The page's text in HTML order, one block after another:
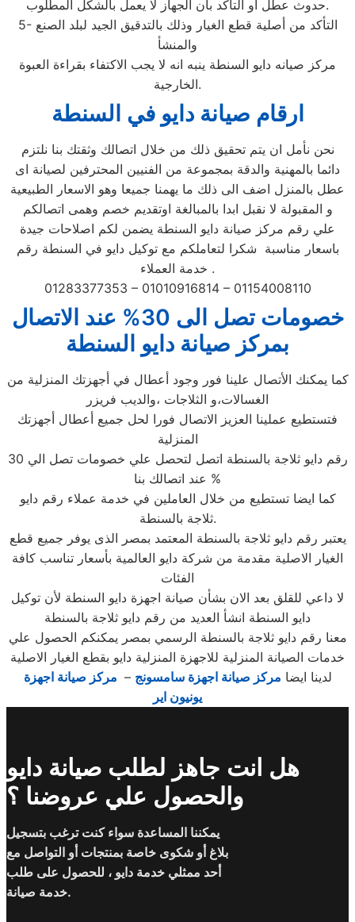
حدوث عطل او التأكد بأن الجهاز لا يعمل بالشكل المطلوب.
5- التأكد من أصلية قطع الغيار وذلك بالتدقيق الجيد لبلد الصنع
والمنشأ
مركز صيانه دايو السنطة ينبه انه لا يجب الاكتفاء بقراءة العبوة
الخارجية.
ارقام صيانة دايو في السنطة
نحن نأمل ان يتم تحقيق ذلك من خلال اتصالك وثقتك بنا نلتزم
دائما بالمهنية والدقة بمجموعة من الفنيين المحترفين لصيانة اى
عطل بالمنزل اضف الى ذلك ما يهمنا جميعا وهو الاسعار الطبيعية
و المقبولة لا نقبل ابدا بالمبالغة اوتقديم خصم وهمى اتصالكم
علي رقم مركز صيانة دايو السنطة يضمن لكم اصلاحات جيدة
باسعار مناسبة شكرا لتعاملكم مع توكيل دايو في السنطة رقم
خدمة العملاء .
01283377353 – 01010916814 – 01154008110
خصومات تصل الى 30% عند الاتصال
بمركز صيانة دايو السنطة
كما يمكنك الأتصال علينا فور وجود أعطال في أجهزتك المنزلية من
الغسالات،و الثلاجات ،والديب فريزر
فتستطيع عملينا العزيز الاتصال فورا لحل جميع أعطال أجهزتك
المنزلية
رقم دايو ثلاجة بالسنطة اتصل لتحصل علي خصومات تصل الي 30
% عند اتصالك بنا
كما ايضا تستطيع من خلال العاملين في خدمة عملاء رقم دايو
ثلاجة بالسنطة.
يعتبر رقم دايو ثلاجة بالسنطة المعتمد بمصر الذى يوفر جميع قطع
الغيار الاصلية مقدمة من شركة دايو العالمية بأسعار تناسب كافة
الفئات
لا داعي للقلق بعد الان بشأن صيانة اجهزة دايو السنطة لأن توكيل
دايو السنطة انشأ العديد من رقم دايو ثلاجة بالسنطة
معنا رقم دايو ثلاجة بالسنطة الرسمي بمصر يمكنكم الحصول علي
خدمات الصيانة المنزلية للاجهزة المنزلية دايو بقطع الغيار الاصلية
لدينا ايضا مركز صيانة اجهزة سامسونج – مركز صيانة اجهزة
يونيون اير
هل انت جاهز لطلب صيانة دايو
والحصول علي عروضنا ؟
يمكننا المساعدة سواء كنت ترغب بتسجيل
بلاغ أو شكوى خاصة بمنتجات أو التواصل مع
أحد ممثلي خدمة دايو ، للحصول على طلب
خدمة صيانة.